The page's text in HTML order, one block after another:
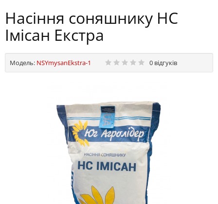
Насіння соняшнику НС
Імісан Екстра
Модель: NSYmysanEkstra-1 0 відгуків